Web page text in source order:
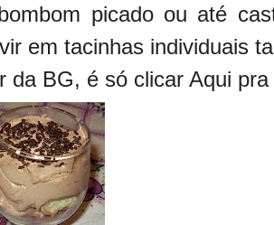
picado ou até
em tacinhas individuais
da BG, é só clicar Aqui